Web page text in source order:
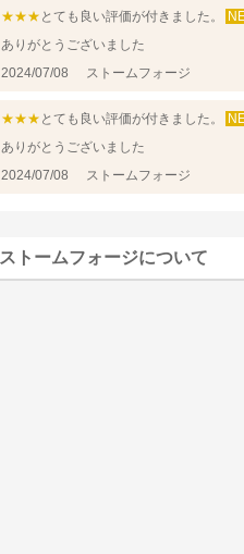
★★★ とても良い評価が付きました。
ありがとうございました
2024/07/08
ストームフォージ
★★★ とても良い評価が付きました。
ありがとうございました
2024/07/08
ストームフォージ
ストームフォージについて